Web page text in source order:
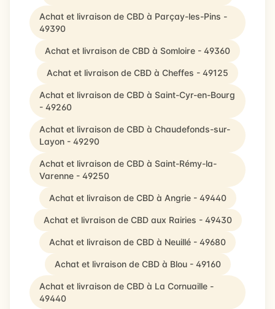
Achat et livraison de CBD à Parçay-les-Pins -
49390
Achat et livraison de CBD à Somloire - 49360
Achat et livraison de CBD à Cheffes - 49125
Achat et livraison de CBD à Saint-Cyr-en-Bourg
- 49260
Achat et livraison de CBD à Chaudefonds-sur-
Layon - 49290
Achat et livraison de CBD à Saint-Rémy-la-
Varenne - 49250
Achat et livraison de CBD à Angrie - 49440
Achat et livraison de CBD aux Rairies - 49430
Achat et livraison de CBD à Neuillé - 49680
Achat et livraison de CBD à Blou - 49160
Achat et livraison de CBD à La Cornuaille -
49440